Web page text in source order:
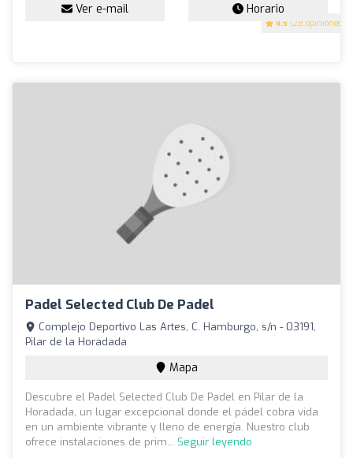
4.5 (28 opiniones)
Ver e-mail Horario
Padel Selected Club De Padel
Complejo Deportivo Las Artes, C. Hamburgo, s/n - 03191,
Pilar de la Horadada
Mapa
Descubre el Padel Selected Club De Padel en Pilar de la
Horadada, un lugar excepcional donde el pádel cobra vida
en un ambiente vibrante y lleno de energía. Nuestro club
ofrece instalaciones de prim... Seguir leyendo